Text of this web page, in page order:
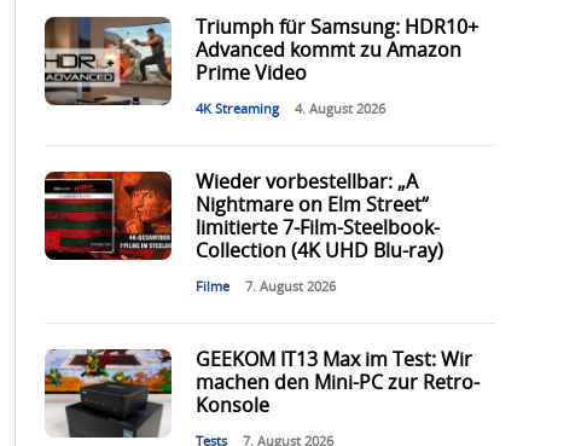
Triumph für Samsung: HDR10+
Advanced kommt zu Amazon
Prime Video
4K Streaming 4. August 2026
Wieder vorbestellbar: „A
Nightmare on Elm Street“
limitierte 7-Film-Steelbook-
Collection (4K UHD Blu-ray)
Filme 7. August 2026
GEEKOM IT13 Max im Test: Wir
machen den Mini-PC zur Retro-
Konsole
Tests 7. August 2026